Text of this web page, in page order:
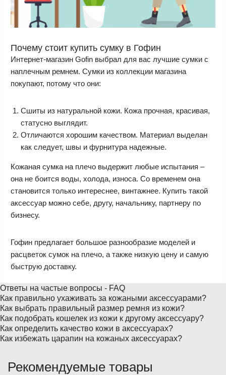
Почему стоит купить сумку в Гофин
Интернет-магазин Gofin выбрал для вас лучшие сумки с
наплечным ремнем. Сумки из коллекции магазина
покупают, потому что они:
Сшиты из натуральной кожи. Кожа прочная, красивая,
статусно выглядит.
Отличаются хорошим качеством. Материал выделан
как следует, швы и фурнитура надежные.
Кожаная сумка на плечо выдержит любые испытания –
она не боится воды, холода, износа. Со временем она
становится только интереснее, винтажнее. Купить такой
аксессуар можно себе, другу, начальнику, партнеру по
бизнесу.
Гофин предлагает большое разнообразие моделей и
расцветок сумок на плечо, а также низкую цену и самую
быструю доставку.
Ответы на частые вопросы - FAQ
Как правильно ухаживать за кожаными аксессуарами?
Как выбрать правильный размер ремня из кожи?
Как подобрать кошелек из кожи к другому аксессуару?
Как определить качество кожи в аксессуарах?
Как избежать царапин на кожаных аксессуарах?
Рекомендуемые товары